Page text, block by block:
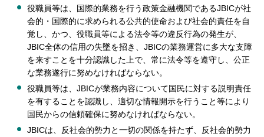
役職員等は、国際的業務を行う政策金融機関であるJBICが社
会的・国際的に求められる公共的使命および社会的責任を自
覚し、かつ、役職員等による法令等の違反行為の発生が、
JBIC全体の信用の失墜を招き、JBICの業務運営に多大な支障
を来すことを十分認識した上で、常に法令等を遵守し、公正
な業務遂行に努めなければならない。
役職員等は、JBICが業務内容について国民に対する説明責任
を有することを認識し、適切な情報開示を行うこと等により
国民からの信頼確保に努めなければならない。
JBICは、反社会的勢力と一切の関係を持たず、反社会的勢力